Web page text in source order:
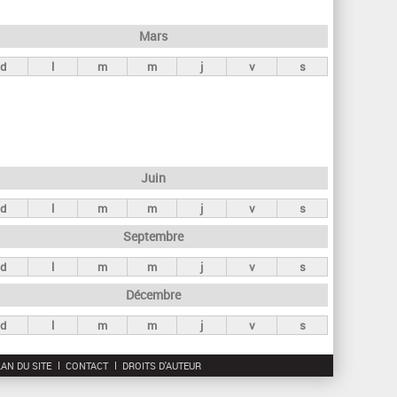
r
c
Mars
d l m m j v s
Juin
d l m m j v s
Septembre
d l m m j v s
Décembre
d l m m j v s
DU SITE CONTACT DROITS D'AUTEUR